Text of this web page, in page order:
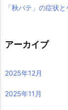
「秋バテ」の症状
アーカイブ
2025年12月
2025年11月